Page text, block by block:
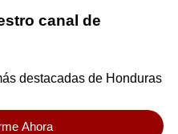
canal de
destacadas de Honduras
Ahora